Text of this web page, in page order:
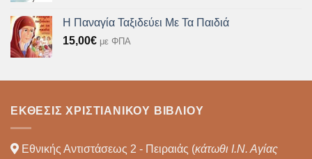
Η Παναγία Ταξιδεύει Με Τα Παιδιά
15,00€ με ΦΠΑ
ΈΚΘΕΣΙΣ ΧΡΙΣΤΙΑΝΙΚΟΎ ΒΙΒΛΊΟΥ
Εθνικής Αντιστάσεως 2 - Πειραιάς (κάτωθι Ι.Ν. Αγίας